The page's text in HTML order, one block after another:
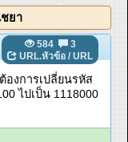
ยา
584
3
URL.หัวข้อ / URL
งการเปลี่ยนรหัส
ไปเป็น 1118000